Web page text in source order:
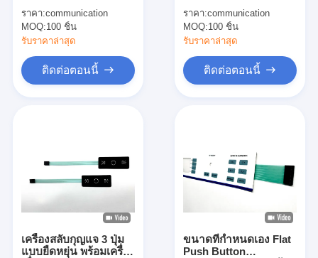
ราคา:communication
MOQ:100 ชิ้น
รับราคาล่าสุด
ติดต่อตอนนี้
เบื้องหลัง LED
ราคา:communication
MOQ:100 ชิ้น
รับราคาล่าสุด
ติดต่อตอนนี้
เครื่องสลับกุญแจ 3 ปุ่ม
แบบยืดหยุ่น พร้อมเครื่อง
ขนาดที่กําหนดเอง Flat
Push Button